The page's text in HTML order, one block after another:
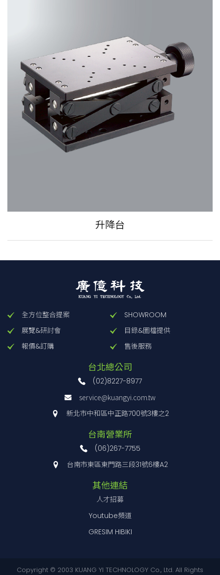
升降台
全方位整合提案
SHOWROOM
展覽&研討會
目錄&圖檔提供
報價&訂購
售後服務
台北總公司
(02)8227-8977
service@kuangyi.com.tw
新北市中和區中正路700號3樓之2
台南營業所
(06)267-7755
台南市東區東門路三段31號6樓A2
其他連結
人才招募
Youtube頻道
GRESIM HIBIKI
Copyright © 2003 KUANG YI TECHNOLOGY Co., Ltd. All Rights